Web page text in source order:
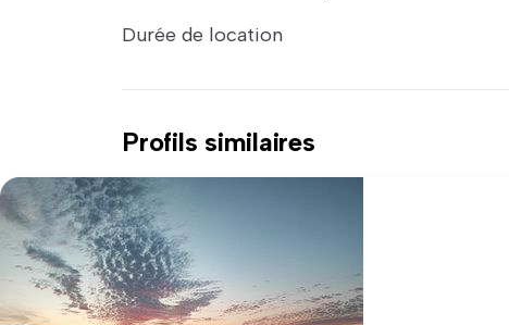
Durée de location
Profils similaires